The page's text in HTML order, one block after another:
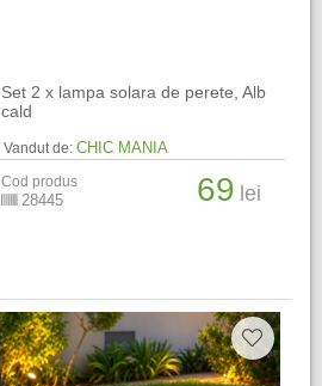
Set 2 x lampa solara de perete, Alb
cald
Vandut de: CHIC MANIA
Cod produs
28445 69 lei